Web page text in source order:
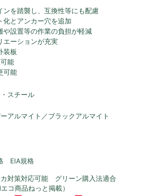
を踏襲し、互換性等にも配慮
とアンカー穴を追加
設置等の作業の負担が軽減
ーションが充実
装板
能
可能
スチール
アルマイト／ブラックアルマイト
EIA規格
対策対応可能 グリーン購入法適合
エコ商品ねっと掲載）